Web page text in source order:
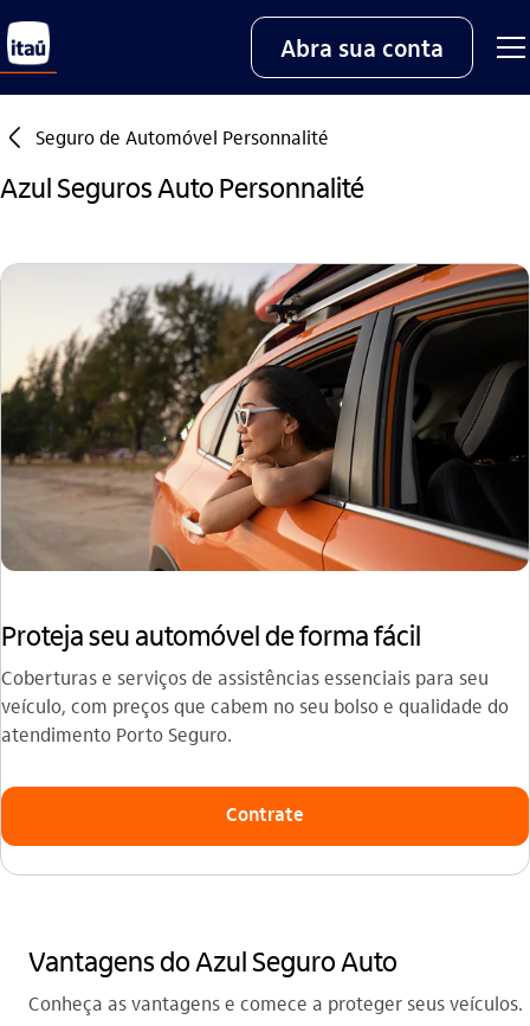
Abra sua conta
seta_esquerda Seguro de Automóvel Personnalité
Azul Seguros Auto Personnalité
Proteja seu automóvel de forma fácil
Coberturas e serviços de assistências essenciais para seu
veículo, com preços que cabem no seu bolso e qualidade do
atendimento Porto Seguro.
Contrate
Vantagens do Azul Seguro Auto
Conheça as vantagens e comece a proteger seus veículos.